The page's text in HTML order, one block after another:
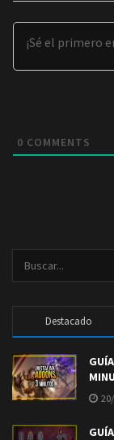
0 COMMENTS
Destacado